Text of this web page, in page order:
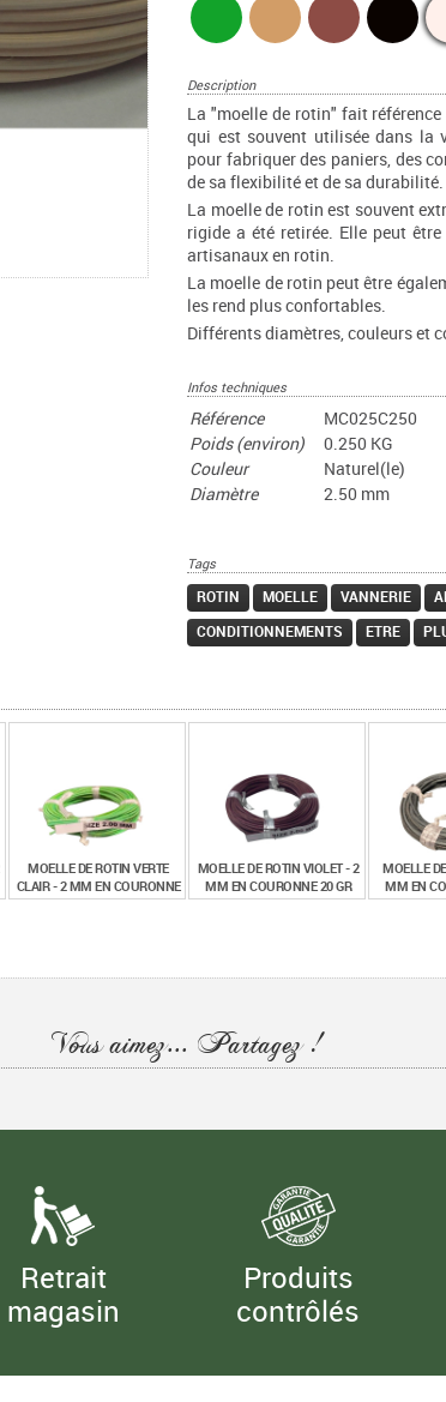
Description
La "moelle de rotin" fait
qui est souvent utilisée dans la
pour fabriquer des paniers, des
de sa flexibilité et de sa durabilité.
La moelle de rotin est souvent
rigide a été retirée. Elle peut
artisanaux en rotin.
La moelle de rotin peut être
les rend plus confortables.
Différents diamètres, couleurs et
Infos techniques
Référence
MC025C250
Poids (environ)
0.250 KG
Couleur
Naturel(le)
Diamètre
2.50 mm
Tags
ROTIN MOELLE VANNERIE
CONDITIONNEMENTS
ETRE
MOELLE DE ROTIN VERTE
CLAIR - 2 MM EN COURONNE
20 GR
MOELLE DE ROTIN VIOLET - 2
MM EN COURONNE 20 GR
MOELLE
MM EN
Vous aimez... Partagez !
Retrait
magasin
Produits
contrôlés